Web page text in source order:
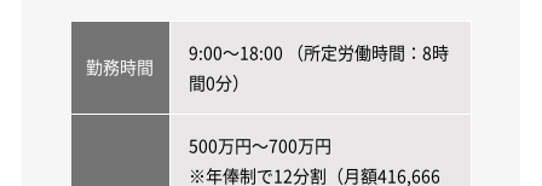
勤務時間
9:00～18:00 （所定労働時間：8時
間0分）
500万円～700万円
※年俸制で12分割（月額416,666